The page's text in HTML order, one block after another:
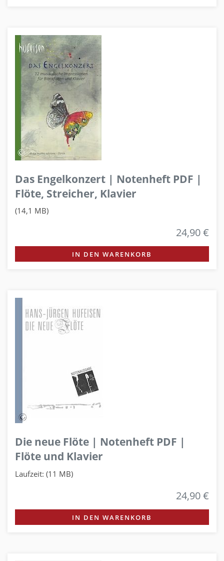
Das Engelkonzert | Notenheft PDF |
Flöte, Streicher, Klavier
(14,1 MB)
24,90 €
IN DEN WARENKORB
Die neue Flöte | Notenheft PDF |
Flöte und Klavier
Laufzeit: (11 MB)
24,90 €
IN DEN WARENKORB